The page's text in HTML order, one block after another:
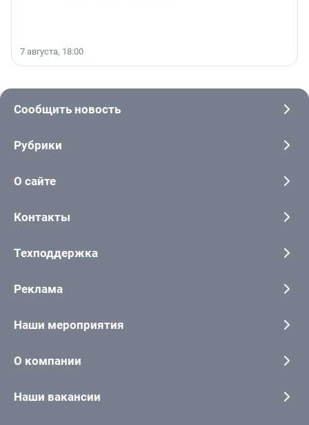
7 августа, 18:00
Сообщить новость
Рубрики
О сайте
Контакты
Техподдержка
Реклама
Наши мероприятия
О компании
Наши вакансии